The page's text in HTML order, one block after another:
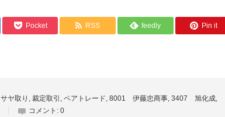
Pocket RSS feedly Pin it
サヤ取り , 裁定取引 , ペアトレード, 8001 伊藤忠商事, 3407 旭化成,
コメント: 0